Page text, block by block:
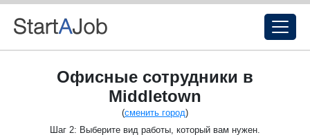
Офисные сотрудники в
Middletown
(сменить город)
Шаг 2: Выберите вид работы, который вам нужен.